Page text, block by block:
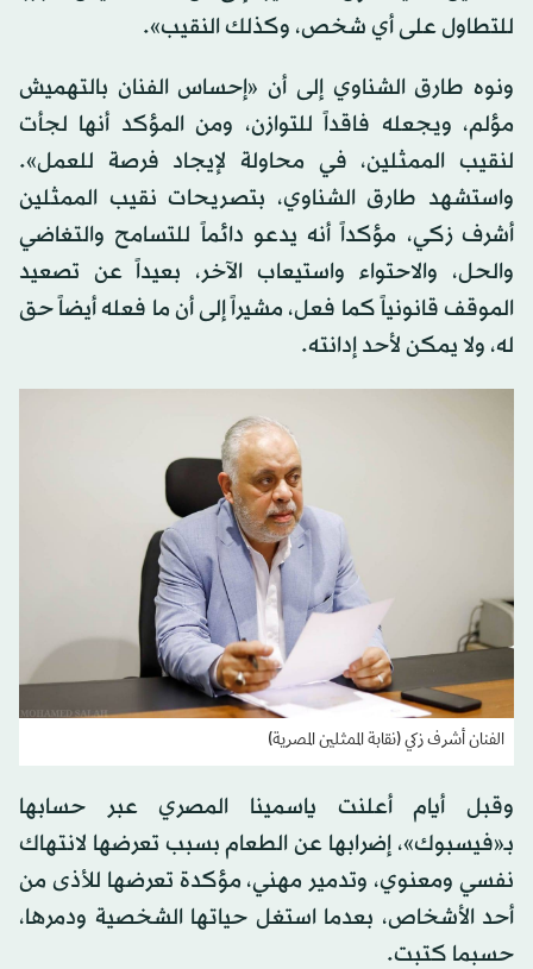
للتطاول على أي شخص، وكذلك النقيب».
ونوه طارق الشناوي إلى أن «إحساس الفنان بالتهميش
مؤلم، ويجعله فاقداً للتوازن، ومن المؤكد أنها لجأت
لنقيب الممثلين، في محاولة لإيجاد فرصة للعمل».
واستشهد طارق الشناوي، بتصريحات نقيب الممثلين
أشرف زكي، مؤكداً أنه يدعو دائماً للتسامح والتغاضي
والحل، والاحتواء واستيعاب الآخر، بعيداً عن تصعيد
الموقف قانونياً كما فعل، مشيراً إلى أن ما فعله أيضاً حق
له، ولا يمكن لأحد إدانته.
الفنان أشرف زكي (نقابة الممثلين المصرية)
وقبل أيام أعلنت ياسمينا المصري عبر حسابها
بـ«فيسبوك»، إضرابها عن الطعام بسبب تعرضها لانتهاك
نفسي ومعنوي، وتدمير مهني، مؤكدة تعرضها للأذى من
أحد الأشخاص، بعدما استغل حياتها الشخصية ودمرها،
حسبما كتبت.